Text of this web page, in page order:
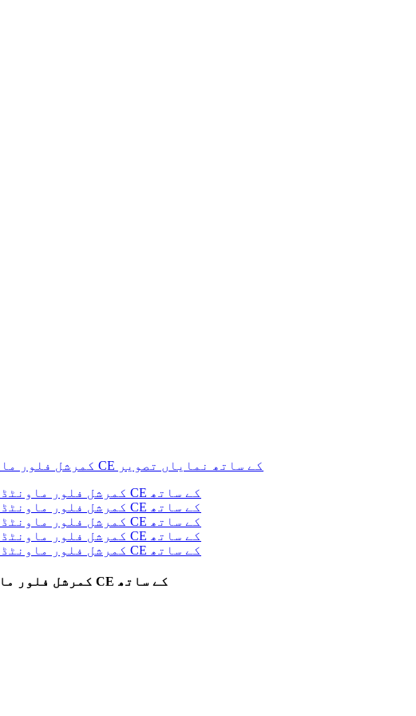
CCS/Gbt/Chademo IP54 لیول 3 DC کوئیک ای وی چارجر 160KW کمرشل فلور ماونٹڈ چارجنگ اسٹیشن عوامی چارجنگ کے لیے CE کے ساتھ